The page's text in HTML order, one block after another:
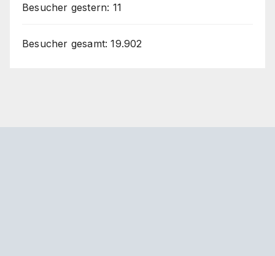
Besucher gestern: 11
Besucher gesamt:19.902